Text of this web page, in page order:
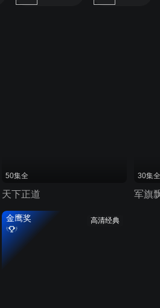
50集全
天下正道
30集全
军旗
高清经典
金鹰奖